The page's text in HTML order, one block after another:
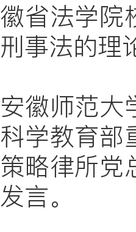
徽省法学院
刑事法的理
安徽师范大
科学教育部
策略律所党
发言。